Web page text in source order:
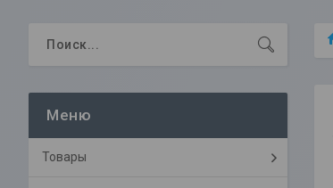
Товары